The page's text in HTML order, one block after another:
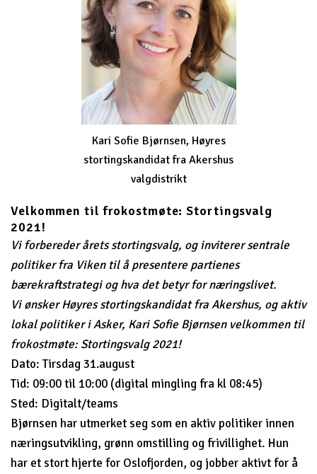
Kari Sofie Bjørnsen, Høyres
stortingskandidat fra Akershus
valgdistrikt
Velkommen til frokostmøte: Stortingsvalg
2021!
Vi forbereder årets stortingsvalg, og inviterer sentrale
politiker fra Viken til å presentere partienes
bærekraftstrategi og hva det betyr for næringslivet.
Vi ønsker Høyres stortingskandidat fra Akershus, og aktiv
lokal politiker i Asker, Kari Sofie Bjørnsen velkommen til
frokostmøte: Stortingsvalg 2021!
Dato: Tirsdag 31.august
Tid: 09:00 til 10:00 (digital mingling fra kl 08:45)
Sted: Digitalt/teams
Bjørnsen har utmerket seg som en aktiv politiker innen
næringsutvikling, grønn omstilling og frivillighet. Hun
har et stort hjerte for Oslofjorden, og jobber aktivt for å